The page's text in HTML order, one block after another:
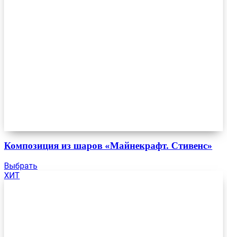
Композиция из шаров «Майнекрафт. Стивенс»
Выбрать
ХИТ